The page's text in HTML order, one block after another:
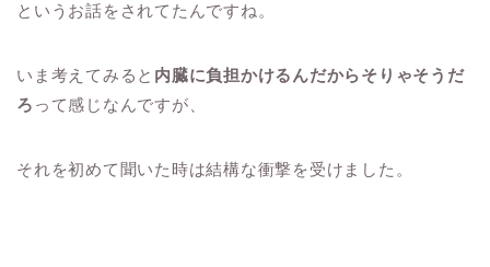
というお話をされてたんですね。
いま考えてみると 内臓に負担かけるんだからそりゃそうだ
ろ って感じなんですが、
それを初めて聞いた時は結構な衝撃を受けました。